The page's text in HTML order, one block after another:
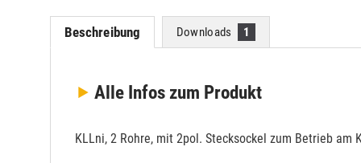
Beschreibung Downloads 1
Alle Infos zum Produkt
KLLni, 2 Rohre, mit 2pol. Stecksockel zum Betrieb am